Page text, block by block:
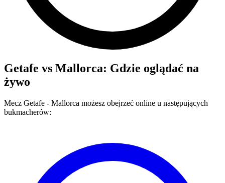
Getafe vs Mallorca: Gdzie oglądać na
żywo
Mecz Getafe - Mallorca możesz obejrzeć online u następujących
bukmacherów: